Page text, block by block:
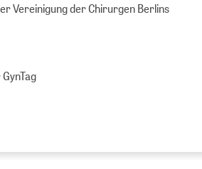
Vereinigung der Chirurgen Berlins